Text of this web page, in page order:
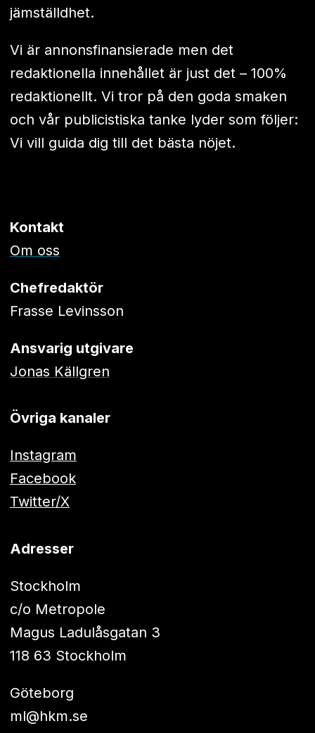
jämställdhet.
Vi är annonsfinansierade men det
redaktionella innehållet är just det – 100%
redaktionellt. Vi tror på den goda smaken
och vår publicistiska tanke lyder som följer:
Vi vill guida dig till det bästa nöjet.
Kontakt
Om oss
Chefredaktör
Frasse Levinsson
Ansvarig utgivare
Jonas Källgren
Övriga kanaler
Instagram
Facebook
Twitter/X
Adresser
Stockholm
c/o Metropole
Magus Ladulåsgatan 3
118 63 Stockholm
Göteborg
ml@hkm.se